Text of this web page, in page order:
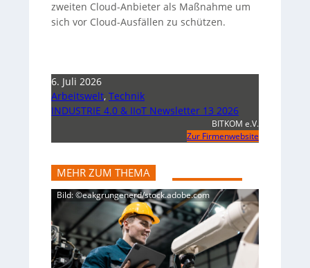
zweiten Cloud-Anbieter als Maßnahme um
sich vor Cloud-Ausfällen zu schützen.
6. Juli 2026
Arbeitswelt, Technik
INDUSTRIE 4.0 & IIoT Newsletter 13 2026
BITKOM e.V.
Zur Firmenwebsite
MEHR ZUM THEMA
Bild: ©eakgrungenerd/stock.adobe.com